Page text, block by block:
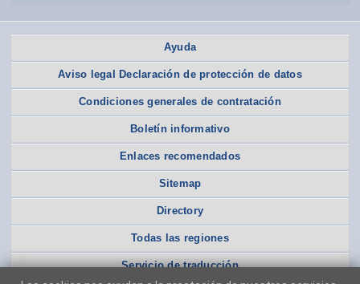
Ayuda
Aviso legal Declaración de protección de datos
Condiciones generales de contratación
Boletín informativo
Enlaces recomendados
Sitemap
Directory
Todas las regiones
Servicio de traducción